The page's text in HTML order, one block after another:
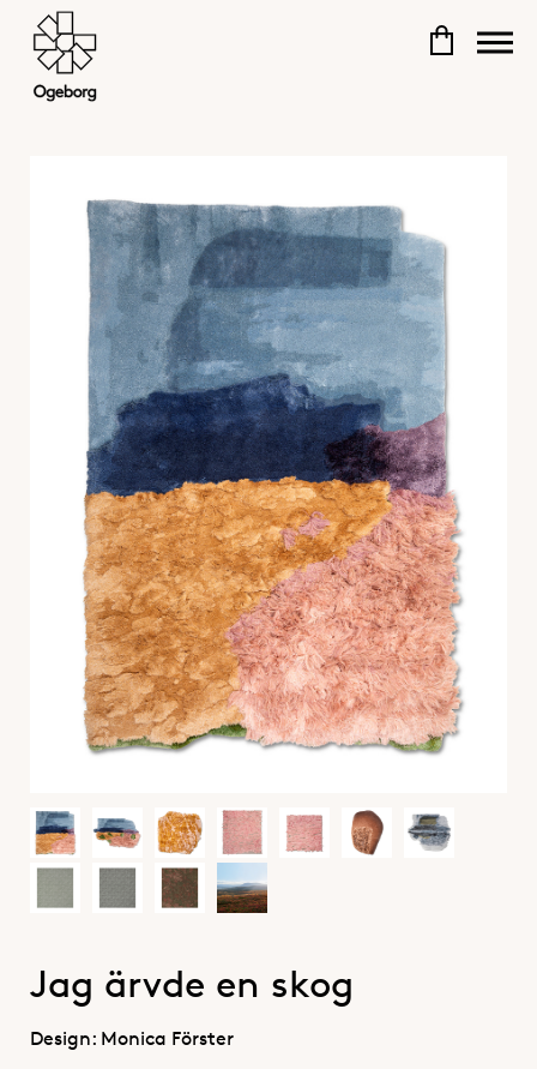
Jag ärvde en skog
Design: Monica Förster